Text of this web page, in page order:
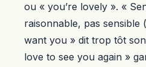
ou « you’re lovely ». «
raisonnable, pas sensible
want you » dit trop tôt
love to see you again »